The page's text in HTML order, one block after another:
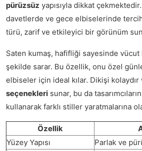
pürüzsüz yapısıyla dikkat
davetlerde ve gece elbiselerinde
türü, zarif ve etkileyici bir görünüm
Saten kumaş, hafifliği sayesinde vücut
şekilde sarar. Bu özellik, onu özel
elbiseler için ideal kılar. Dikişi kolaydır
seçenekleri sunar, bu da
kullanarak farklı stiller yaratmalarına
Özellik
Yüzey Yapısı
Parlak ve